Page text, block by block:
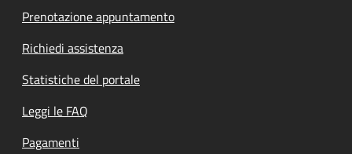
Prenotazione appuntamento
Richiedi assistenza
Statistiche del portale
Leggi le FAQ
Pagamenti